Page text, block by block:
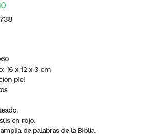
16 x 12 x 3 cm
piel
en rojo.
de palabras de la Biblia.